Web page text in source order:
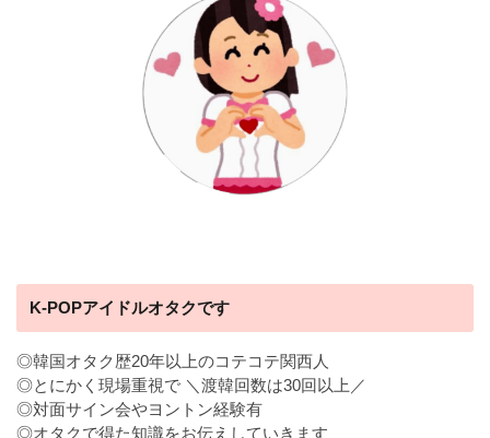
K-POPアイドルオタクです
◎韓国オタク歴20年以上のコテコテ関西人
◎とにかく現場重視で ＼渡韓回数は30回以上／
◎対面サイン会やヨントン経験有
◎オタクで得た知識をお伝えしていきます